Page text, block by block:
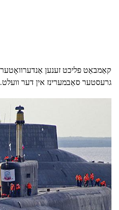
גרעסטער סאַבמערינז אין דער וועלט.